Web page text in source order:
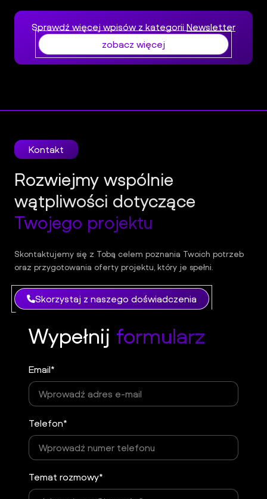
Sprawdź więcej wpisów z kategorii Newsletter
zobacz więcej
Kontakt
Rozwiejmy wspólnie
wątpliwości dotyczące
Twojego projektu
Skontaktujemy się z Tobą celem poznania Twoich potrzeb
oraz przygotowania oferty projektu, który je spełni.
Skorzystaj z naszego doświadczenia
Wypełnij formularz
Email*
Telefon*
Temat rozmowy*